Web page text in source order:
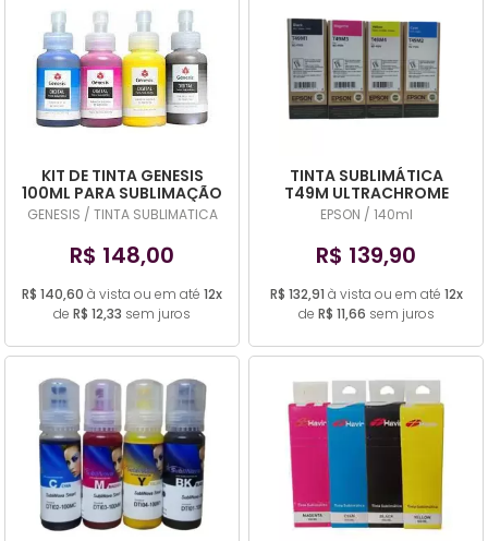
KIT DE TINTA GENESIS
100ML PARA SUBLIMAÇÃO
COM DOSADOR OU SEM
GENESIS / TINTA SUBLIMATICA
R$ 148,00
R$ 140,60 à vista ou em até 12x
de R$ 12,33 sem juros
TINTA SUBLIMÁTICA
T49M ULTRACHROME
EPSON F570 F170
EPSON / 140ml
R$ 139,90
R$ 132,91 à vista ou em até 12x
de R$ 11,66 sem juros